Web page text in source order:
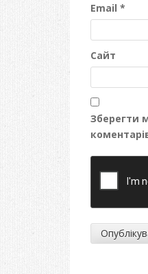
Email *
Сайт
Зберегти